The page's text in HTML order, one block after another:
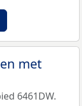
met
6461DW.